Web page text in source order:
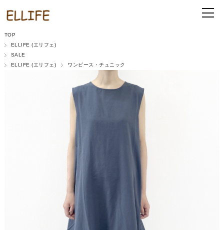
TOP
ELLIFE (エリフェ)
SALE
ELLIFE (エリフェ)
ワンピース・チュニック